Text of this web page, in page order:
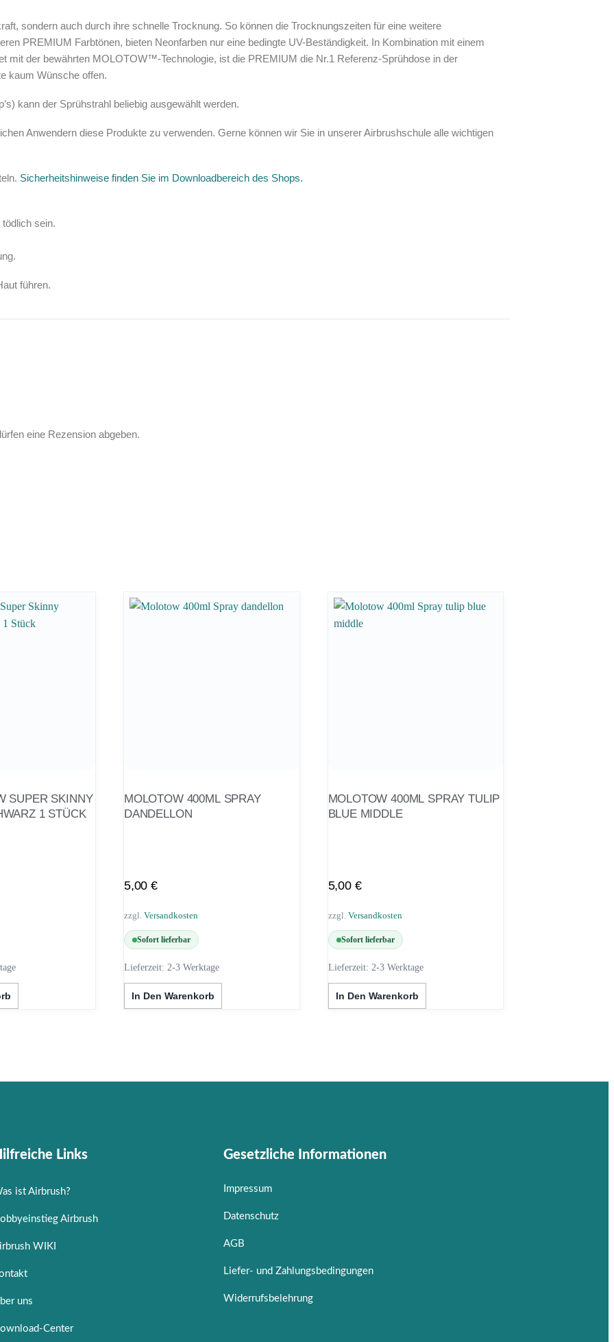
sondern auch durch ihre schnelle Trocknung. So können die Trocknungszeiten für eine weitere
PREMIUM Farbtönen, bieten Neonfarben nur eine bedingte UV-Beständigkeit. In Kombination mit einem
mit der bewährten MOLOTOW™-Technologie, ist die PREMIUM die Nr.1 Referenz-Sprühdose in der
kaum Wünsche offen.
kann der Sprühstrahl beliebig ausgewählt werden.
Anwendern diese Produkte zu verwenden. Gerne können wir Sie in unserer Airbrushschule alle wichtigen
Sicherheitshinweise finden Sie im Downloadbereich des Shops.
sein.
führen.
eine Rezension abgeben.
SUPER SKINNY
1 STÜCK
MOLOTOW 400ML SPRAY
DANDELLON
5,00€
zzgl. Versandkosten
Sofort lieferbar
Lieferzeit: 2-3 Werktage
In Den Warenkorb
MOLOTOW 400ML SPRAY TULIP
BLUE MIDDLE
5,00 €
zzgl. Versandkosten
Sofort lieferbar
Lieferzeit: 2-3 Werktage
In Den Warenkorb
Links
ist Airbrush?
Airbrush
WIKI
uns
Center
Gesetzliche Informationen
Impressum
Datenschutz
AGB
Liefer- und Zahlungsbedingungen
Widerrufsbelehrung